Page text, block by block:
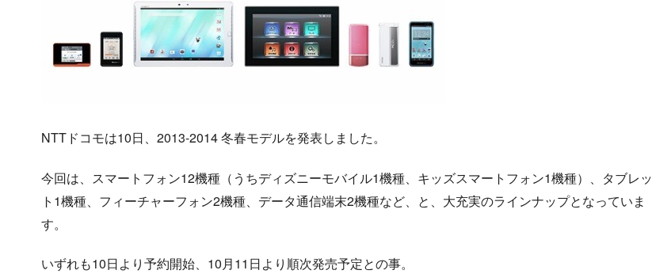
NTTドコモは10日、2013-2014 冬春モデルを発表しました。
今回は、スマートフォン12機種（うちディズニーモバイル1機種、キッズスマートフォン1機種）、タブレッ
ト1機種、フィーチャーフォン2機種、データ通信端末2機種など、と、大充実のラインナップとなっていま
す。
いずれも10日より予約開始、10月11日より順次発売予定との事。